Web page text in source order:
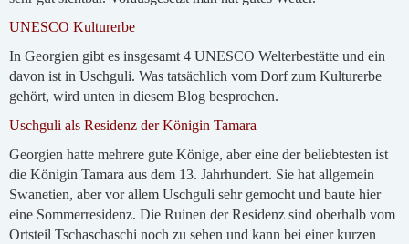
UNESCO Kulturerbe
In Georgien gibt es insgesamt 4 UNESCO Welterbestätte und ein
davon ist in Uschguli. Was tatsächlich vom Dorf zum Kulturerbe
gehört, wird unten in diesem Blog besprochen.
Uschguli als Residenz der Königin Tamara
Georgien hatte mehrere gute Könige, aber eine der beliebtesten ist
die Königin Tamara aus dem 13. Jahrhundert. Sie hat allgemein
Swanetien, aber vor allem Uschguli sehr gemocht und baute hier
eine Sommerresidenz. Die Ruinen der Residenz sind oberhalb vom
Ortsteil Tschaschaschi noch zu sehen und kann bei einer kurzen